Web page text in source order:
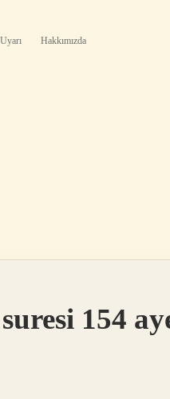
Hakkımızda
154